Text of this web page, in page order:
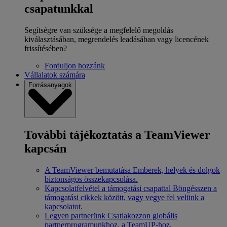
csapatunkkal
Segítségre van szüksége a megfelelő megoldás
kiválasztásában, megrendelés leadásában vagy licencének
frissítésében?
Forduljon hozzánk
Vállalatok számára
Forrásanyagok
További tájékoztatás a TeamViewer
kapcsán
A TeamViewer bemutatása Emberek, helyek és dolgok
biztonságos összekapcsolása.
Kapcsolatfelvétel a támogatási csapattal Böngésszen a
támogatási cikkek között, vagy vegye fel velünk a
kapcsolatot.
Legyen partnerünk Csatlakozzon globális
partnerprogramunkhoz, a TeamUP-hoz.